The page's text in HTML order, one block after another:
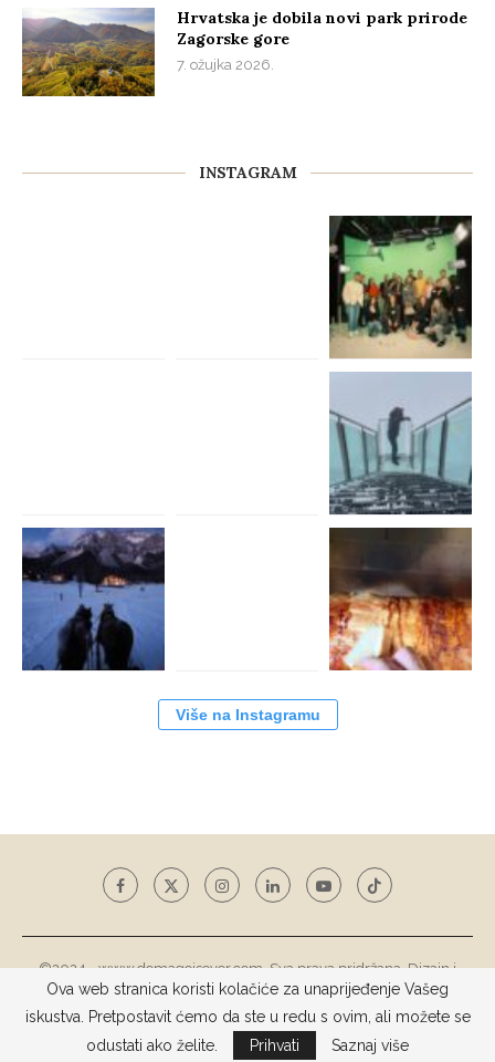
Hrvatska je dobila novi park prirode
Zagorske gore
7. ožujka 2026.
INSTAGRAM
Više na Instagramu
©2024 - www.domagojsever.com. Sva prava pridržana. Dizajn i
razvoj web straniceTototohost d.o.o.
NA VRH
Ova web stranica koristi kolačiće za unaprijeđenje Vašeg
iskustva. Pretpostavit ćemo da ste u redu s ovim, ali možete se
odustati ako želite.
Prihvati Saznaj više